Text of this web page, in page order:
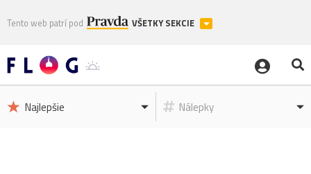
Tento web patrí pod VŠETKY SEKCIE
Najlepšie Nálepky